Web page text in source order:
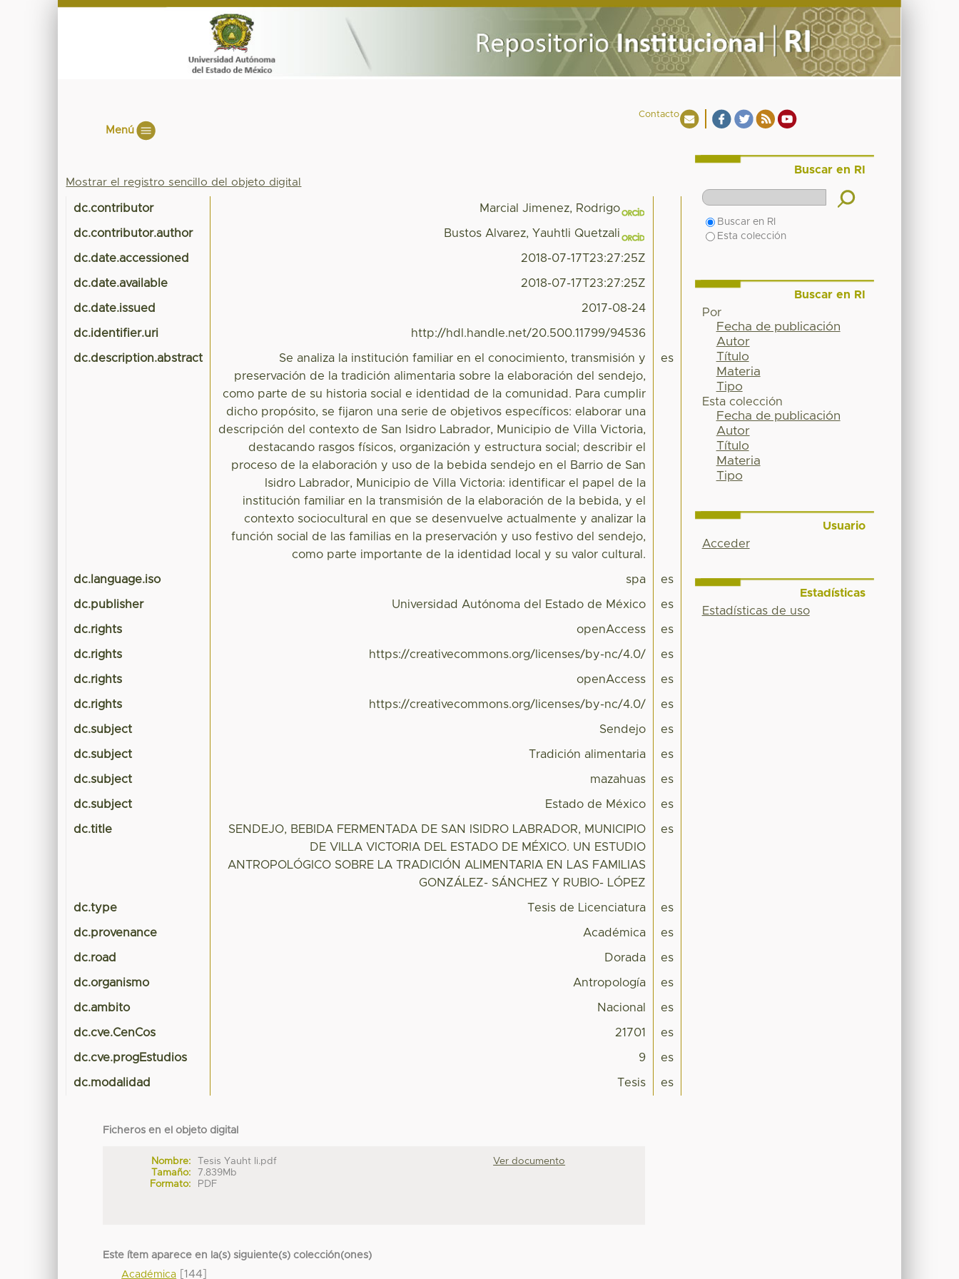
Contacto
Menú
Mostrar el registro sencillo del objeto digital
dc.contributor Marcial Jimenez, Rodrigo
dc.contributor.author Bustos Alvarez, Yauhtli Quetzali
dc.date.accessioned 2018-07-17T23:27:25Z
dc.date.available 2018-07-17T23:27:25Z
dc.date.issued 2017-08-24
dc.identifier.uri http://hdl.handle.net/20.500.11799/94536
dc.description.abstract
Se analiza la institución familiar en el conocimiento, transmisión y
preservación de la tradición alimentaria sobre la elaboración del sendejo,
como parte de su historia social e identidad de la comunidad. Para cumplir
dicho propósito, se fijaron una serie de objetivos específicos: elaborar una
descripción del contexto de San Isidro Labrador, Municipio de Villa Victoria,
destacando rasgos físicos, organización y estructura social; describir el
proceso de la elaboración y uso de la bebida sendejo en el Barrio de San
Isidro Labrador, Municipio de Villa Victoria: identificar el papel de la
institución familiar en la transmisión de la elaboración de la bebida, y el
contexto sociocultural en que se desenvuelve actualmente y analizar la
función social de las familias en la preservación y uso festivo del sendejo,
como parte importante de la identidad local y su valor cultural.
es
dc.language.iso spa es
dc.publisher Universidad Autónoma del Estado de México es
dc.rights openAccess es
dc.rights https://creativecommons.org/licenses/by-nc/4.0/ es
dc.rights openAccess es
dc.rights https://creativecommons.org/licenses/by-nc/4.0/ es
dc.subject Sendejo es
dc.subject Tradición alimentaria es
dc.subject mazahuas es
dc.subject Estado de México es
dc.title
SENDEJO, BEBIDA FERMENTADA DE SAN ISIDRO LABRADOR, MUNICIPIO
DE VILLA VICTORIA DEL ESTADO DE MÉXICO. UN ESTUDIO
ANTROPOLÓGICO SOBRE LA TRADICIÓN ALIMENTARIA EN LAS FAMILIAS
GONZÁLEZ- SÁNCHEZ Y RUBIO- LÓPEZ
es
dc.type Tesis de Licenciatura es
dc.provenance Académica es
dc.road Dorada es
dc.organismo Antropología es
dc.ambito Nacional es
dc.cve.CenCos 21701 es
dc.cve.progEstudios 9 es
dc.modalidad Tesis es
Ficheros en el objeto digital
Nombre:
Tesis Yauht li.pdf
Tamaño:
7.839Mb
Formato:
PDF
Ver documento
Este ítem aparece en la(s) siguiente(s) colección(ones)
Académica [144]
Buscar en RI
Buscar en RI
Esta colección
Buscar en RI
Por
Fecha de publicación
Autor
Título
Materia
Tipo
Esta colección
Fecha de publicación
Autor
Título
Materia
Tipo
Usuario
Acceder
Estadísticas
Estadísticas de uso